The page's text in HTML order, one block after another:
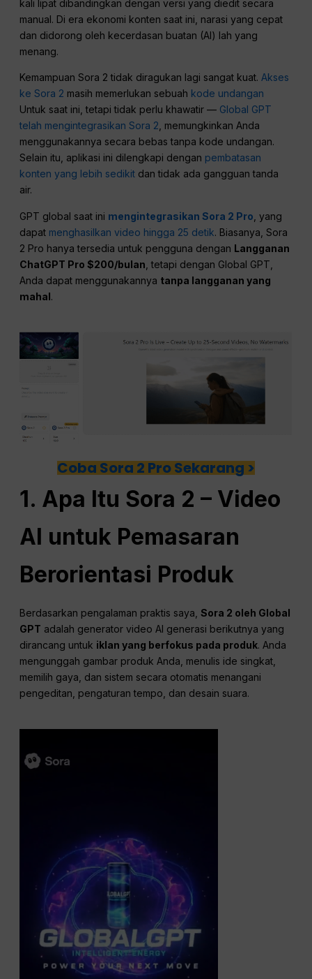
kali lipat dibandingkan dengan versi yang diedit secara
manual. Di era ekonomi konten saat ini, narasi yang cepat
dan didorong oleh kecerdasan buatan (AI) lah yang
menang.
Kemampuan Sora 2 tidak diragukan lagi sangat kuat.Akses
ke Sora 2 masih memerlukan sebuah kode undangan
Untuk saat ini, tetapi tidak perlu khawatir — Global GPT
telah mengintegrasikan Sora 2, memungkinkan Anda
menggunakannya secara bebas tanpa kode undangan.
Selain itu, aplikasi ini dilengkapi dengan pembatasan
konten yang lebih sedikit dan tidak ada gangguan tanda
air.
GPT global saat ini mengintegrasikan Sora 2 Pro , yang
dapat menghasilkan video hingga 25 detik. Biasanya, Sora
2 Pro hanya tersedia untuk pengguna dengan Langganan
ChatGPT Pro $200/bulan , tetapi dengan Global GPT,
Anda dapat menggunakannya tanpa langganan yang
mahal.
Coba Sora 2 Pro Sekarang >
1. Apa Itu Sora 2 – Video
AI untuk Pemasaran
Berorientasi Produk
Berdasarkan pengalaman praktis saya,Sora 2 oleh Global
GPT adalah generator video AI generasi berikutnya yang
dirancang untuk iklan yang berfokus pada produk. Anda
mengunggah gambar produk Anda, menulis ide singkat,
memilih gaya, dan sistem secara otomatis menangani
pengeditan, pengaturan tempo, dan desain suara.